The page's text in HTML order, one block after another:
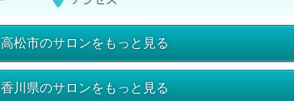
高松市のサロンをもっと見る
香川県のサロンをもっと見る